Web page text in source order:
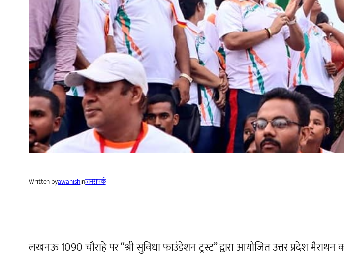
Written byawanishinजनसंपर्क
लखनऊ 1090 चौराहे पर “श्री सुविधा फाउंडेशन ट्रस्ट” द्वारा आयोजित उत्तर प्रदेश